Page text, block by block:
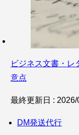
ビジネス文書・レ
意点
最終更新日 : 2026/
DM発送代行